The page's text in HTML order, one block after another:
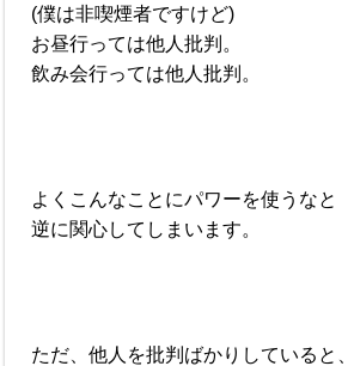
(僕は非喫煙者ですけど)
お昼行っては他人批判。
飲み会行っては他人批判。
よくこんなことにパワーを使うなと
逆に関心してしまいます。
ただ、他人を批判ばかりしていると、